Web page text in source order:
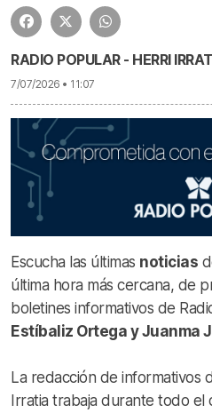
RADIO POPULAR - HERRI
7/07/2026 • 11:07
Escucha las últimas noticias
última hora más cercana, de
boletines informativos de
Estíbaliz Ortega y Juanma
La redacción de informativos
Irratia trabaja durante todo